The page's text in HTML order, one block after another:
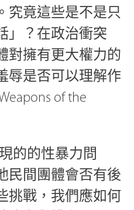
究竟這些是不是只
」？在政治衝突
對擁有更大權力的
辱是否可以理解作
of the
的的性暴力問
民間團體會否有後
挑戰，我們應如何